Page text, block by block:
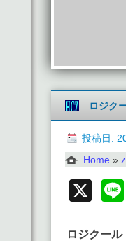
ロジク
投稿日:
Home »
X
ロジクー